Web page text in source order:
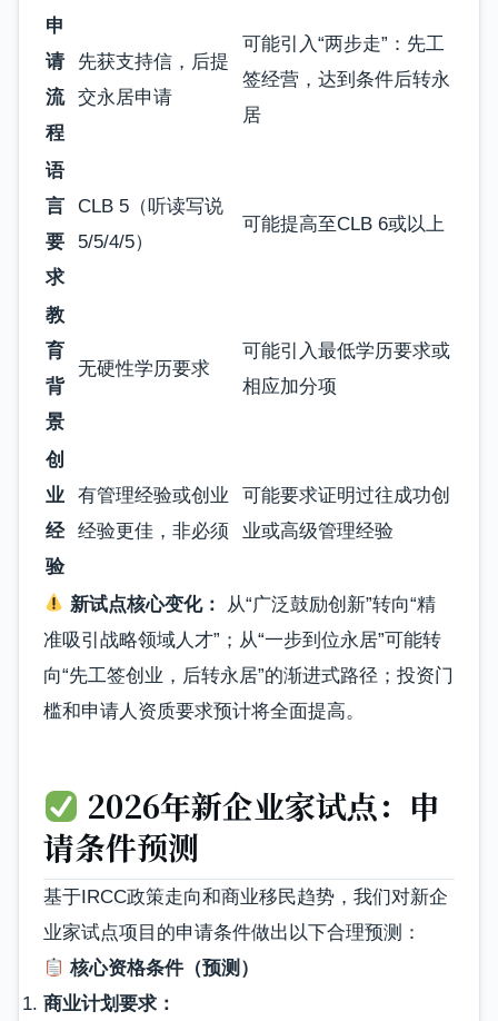
申
请
流
程
先获支持信，后提
交永居申请
可能引入“两步走”：先工
签经营，达到条件后转永
居
语
言
要
求
CLB 5（听读写说
5/5/4/5）
可能提高至CLB 6或以上
教
育
背
景
无硬性学历要求
可能引入最低学历要求或
相应加分项
创
业
经
验
有管理经验或创业
经验更佳，非必须
可能要求证明过往成功创
业或高级管理经验
新试点核心变化：
从“广泛鼓励创新”转向“精
准吸引战略领域人才”；从“一步到位永居”可能转
向“先工签创业，后转永居”的渐进式路径；投资门
槛和申请人资质要求预计将全面提高。
2026年新企业家试点：申
请条件预测
基于IRCC政策走向和商业移民趋势，我们对新企
业家试点项目的申请条件做出以下合理预测：
核心资格条件（预测）
商业计划要求：